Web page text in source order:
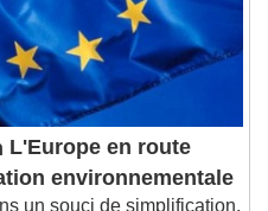
, opens subtitles
L'Europe en route
environnementale